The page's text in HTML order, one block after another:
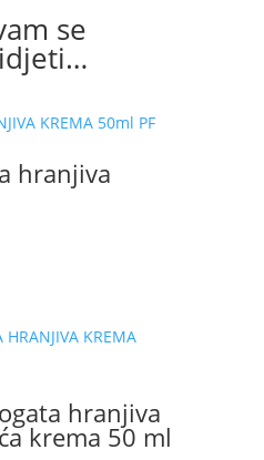
se
hranjiva
hranjiva
krema 50 ml